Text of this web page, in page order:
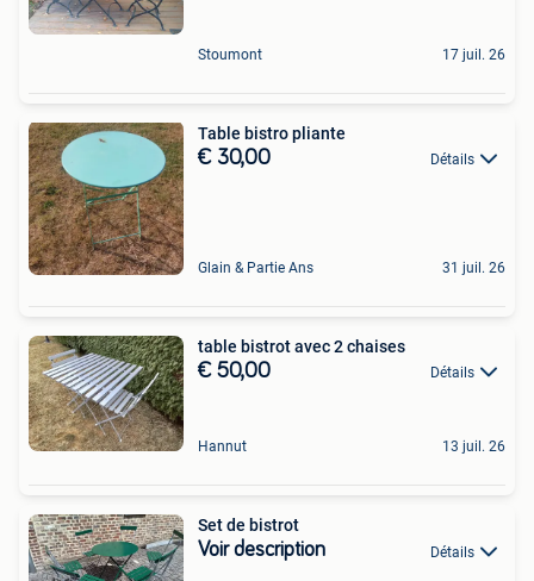
Stoumont 17 juil. 26
Table bistro pliante
€ 30,00 Détails
Glain & Partie Ans 31 juil. 26
table bistrot avec 2 chaises
€ 50,00 Détails
Hannut 13 juil. 26
Set de bistrot
Voir description Détails